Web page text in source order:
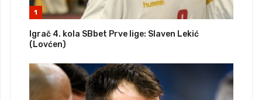
1
Igrač 4. kola SBbet Prve lige: Slaven Lekić
(Lovćen)